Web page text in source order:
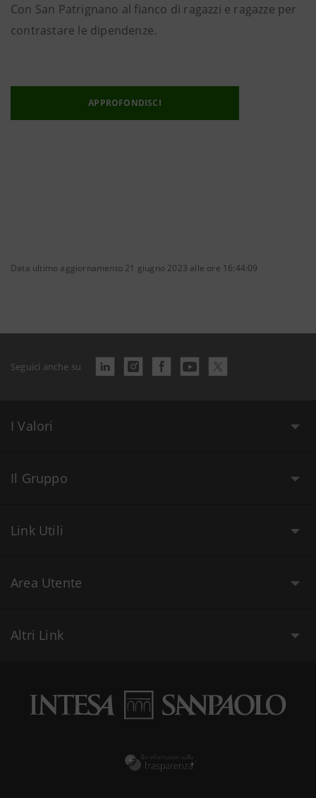
Con San Patrignano al fianco di ragazzi e ragazze per
contrastare le dipendenze.
APPROFONDISCI
Data ultimo aggiornamento 21 giugno 2023 alle ore 16:44:09
Seguici anche su
I Valori
Il Gruppo
Link Utili
Area Utente
Altri Link